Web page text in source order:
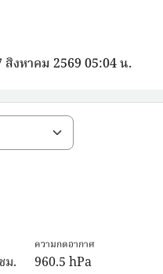
สิงหาคม 2569 05:04 น.
ม.
ความกดอากาศ
960.5hPa